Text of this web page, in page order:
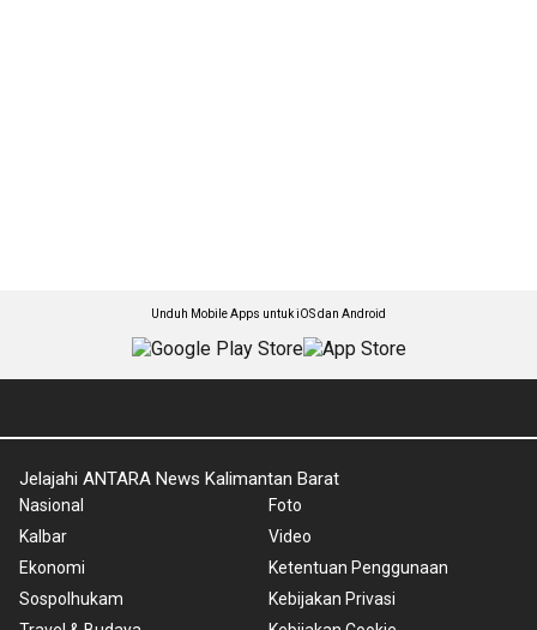
Unduh Mobile Apps untuk iOS dan Android
Jelajahi ANTARA News Kalimantan Barat
Nasional
Kalbar
Ekonomi
Sospolhukam
Foto
Video
Ketentuan Penggunaan
Kebijakan Privasi